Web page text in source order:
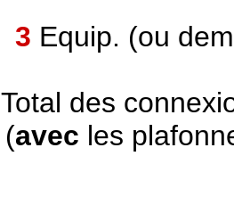
3 Equip. (ou
Total des
(avec les